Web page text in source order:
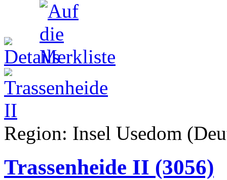
Region: Insel Usedom
Trassenheide II (3056)